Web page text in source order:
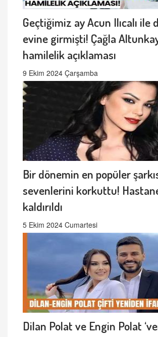
Geçtiğimiz ay Acun Ilıcalı ile
evine girmişti! Çağla
hamilelik açıklaması
9 Ekim 2024 Çarşamba
Bir dönemin en popüler
sevenlerini korkuttu!
kaldırıldı
5 Ekim 2024 Cumartesi
Dilan Polat ve Engin Polat